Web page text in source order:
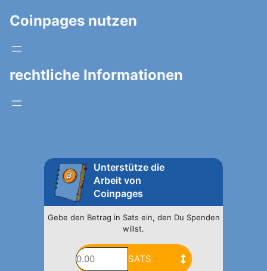
Coinpages nutzen
rechtliche Informationen
Unterstütze die
Arbeit von
Coinpages
Gebe den Betrag in Sats ein, den Du Spenden
willst.